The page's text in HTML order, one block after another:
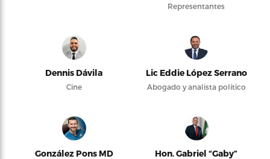
Representantes
Dennis Dávila
Cine
Lic Eddie López Serrano
Abogado y analista político
González Pons MD
Hon. Gabriel “Gaby”